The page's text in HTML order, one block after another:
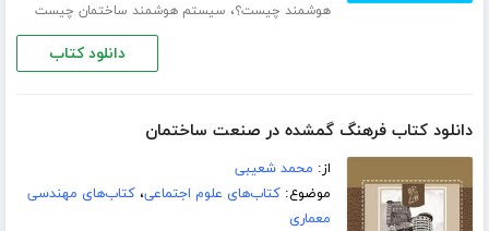
هوشمند چیست؟، سیستم هوشمند ساختمان چیست
دانلود کتاب
دانلود کتاب فرهنگ گمشده در صنعت ساختمان
از: محمد شعیبی
موضوع:کتاب‌های علوم اجتماعی،کتاب‌های مهندسی
معماری